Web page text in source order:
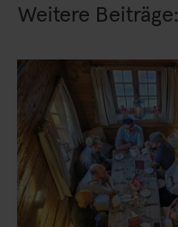
Weitere Beiträge: